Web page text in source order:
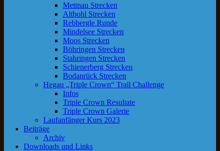
Mettnau Strecken
Altbohl Strecken
Rebbergle Runde
Mindelsee Strecken
Moos Strecken
Böhringen Strecken
Stahringen Strecken
Schienerberg Strecken
Bodanrück Strecken
Hegau „Triple Crown“ Trail Challenge
Infos
Triple Crown Resultate
Triple Crown Galerie
Laufanfänger Kurs 2023
Beiträge
Archiv
Downloads und Links